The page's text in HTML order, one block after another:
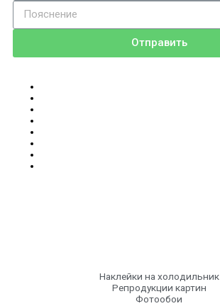
Отправить
Наклейки на холодильник
Репродукции картин
Фотообои